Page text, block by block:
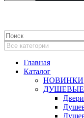
Главная
Каталог
НОВИНКИ